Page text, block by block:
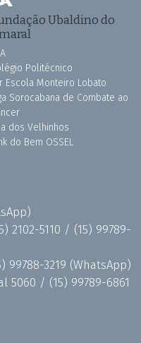
Ubaldino do
Politécnico
Escola Monteiro Lobato
Sorocabana de Combate ao
dos Velhinhos
do Bem OSSEL
2102-5110 / (15) 99789-
99788-3219 (WhatsApp)
5060 / (15) 99789-6861